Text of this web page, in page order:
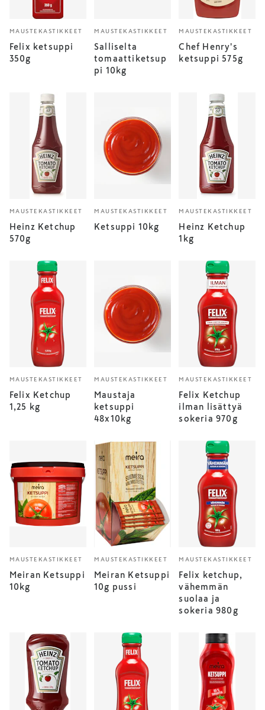
MAUSTEKASTIKKEET
Felix ketsuppi
350g
MAUSTEKASTIKKEET
Salliselta
tomaattiketsup
pi 10kg
MAUSTEKASTIKKEET
Chef Henry's
ketsuppi 575g
MAUSTEKASTIKKEET
Heinz Ketchup
570g
MAUSTEKASTIKKEET
Ketsuppi 10kg
MAUSTEKASTIKKEET
Heinz Ketchup
1kg
MAUSTEKASTIKKEET
Felix Ketchup
1,25 kg
MAUSTEKASTIKKEET
Maustaja
ketsuppi
48x10kg
MAUSTEKASTIKKEET
Felix Ketchup
ilman lisättyä
sokeria 970g
MAUSTEKASTIKKEET
Meiran Ketsuppi
10kg
MAUSTEKASTIKKEET
Meiran Ketsuppi
10g pussi
MAUSTEKASTIKKEET
Felix ketchup,
vähemmän
suolaa ja
sokeria 980g